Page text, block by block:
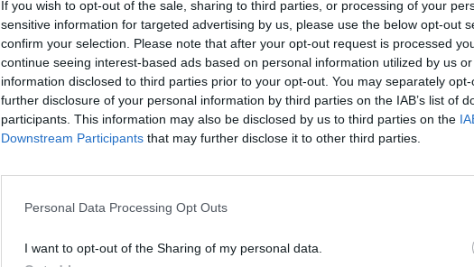
If you wish to opt-out of the sale, sharing to third parties, or processing of your
sensitive information for targeted advertising by us, please use the below opt-out
confirm your selection. Please note that after your opt-out request is processed
continue seeing interest-based ads based on personal information utilized by us
information disclosed to third parties prior to your opt-out. You may separately
further disclosure of your personal information by third parties on the IAB’s list of
participants. This information may also be disclosed by us to third parties on the
Downstream Participants that may further disclose it to other third parties.
Personal Data Processing Opt Outs
I want to opt-out of the Sharing of my personal data.
99 €
[FAPN07 ]
Ver producto
99
[FAEV21 ]
Ver producto Ver
-50% -50%